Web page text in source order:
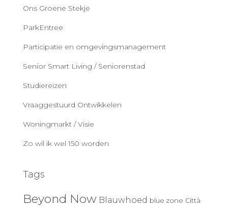
Ons Groene Stekje
ParkEntree
Participatie en omgevingsmanagement
Senior Smart Living / Seniorenstad
Studiereizen
Vraaggestuurd Ontwikkelen
Woningmarkt / Visie
Zo wil ik wel 150 worden
Tags
Beyond Now Blauwhoed blue zone Città